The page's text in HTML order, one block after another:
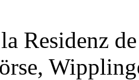
Residenz